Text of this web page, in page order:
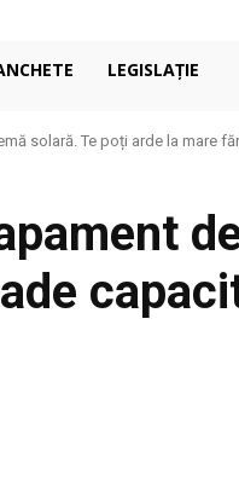
LEGISLAȚIE
solară. Te poți arde la mare fără
în casă: de ce 27°C poate fi mai